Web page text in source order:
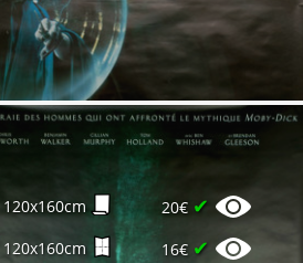
120x160cm 20€ ✔
120x160cm 16€ ✔